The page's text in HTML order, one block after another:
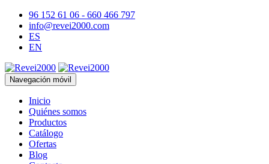
96 152 61 06 - 660 466 797
info@revei2000.com
ES
EN
Navegación móvil
Inicio
Quiénes somos
Productos
Catálogo
Ofertas
Blog